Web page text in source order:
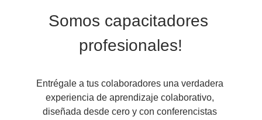
Somos capacitadores
profesionales!
Entrégale a tus colaboradores una verdadera
experiencia de aprendizaje colaborativo,
diseñada desde cero y con conferencistas